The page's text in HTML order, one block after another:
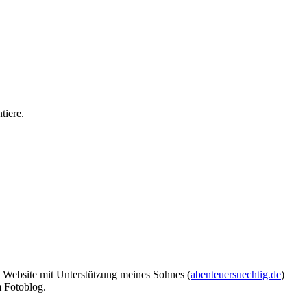
mit Unterstützung meines Sohnes (abenteuersuechtig.de)
Fotoblog.